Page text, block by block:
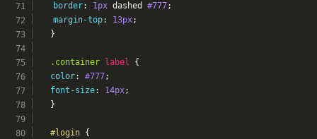
border: 1px dashed #777;
margin-top: 13px;
	}
.container label {
color: #777;
font-size: 14px;
	}
#login {